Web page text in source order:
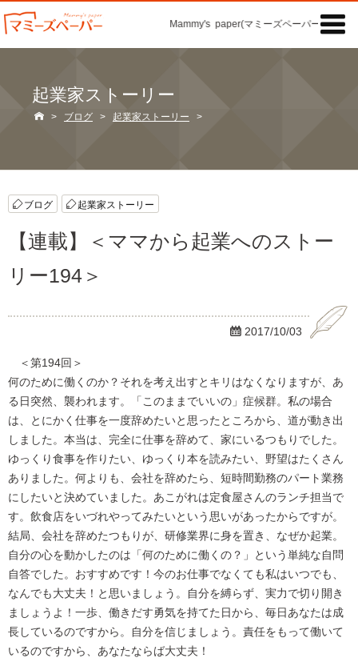
Mammy's paper(マミーズペーパー)の「記事

起業家ストーリー
 > ブログ > 起業家ストーリー >
ブログ 起業家ストーリー
【連載】＜ママから起業へのストー
リー194＞
 2017/10/03
＜第194回＞
何のために働くのか？それを考え出すとキリはなくなりますが、あ
る日突然、襲われます。「このままでいいの」症候群。私の場合
は、とにかく仕事を一度辞めたいと思ったところから、道が動き出
しました。本当は、完全に仕事を辞めて、家にいるつもりでした。
ゆっくり食事を作りたい、ゆっくり本を読みたい、野望はたくさん
ありました。何よりも、会社を辞めたら、短時間勤務のパート業務
にしたいと決めていました。あこがれは定食屋さんのランチ担当で
す。飲食店をいづれやってみたいという思いがあったからですが。
結局、会社を辞めたつもりが、研修業界に身を置き、なぜか起業。
自分の心を動かしたのは「何のために働くの？」という単純な自問
自答でした。おすすめです！今のお仕事でなくても私はいつでも、
なんでも大丈夫！と思いましょう。自分を縛らず、実力で切り開き
ましょうよ！一歩、働きだす勇気を持てた日から、毎日あなたは成
長しているのですから。自分を信じましょう。責任をもって働いて
いるのですから、あなたならば大丈夫！